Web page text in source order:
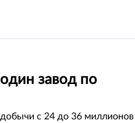
завод по
с 24 до 36 миллионов